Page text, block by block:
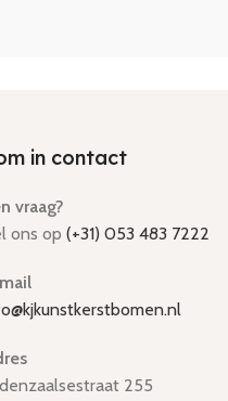
in contact
vraag?
ons op (+31) 053 483 7222
255